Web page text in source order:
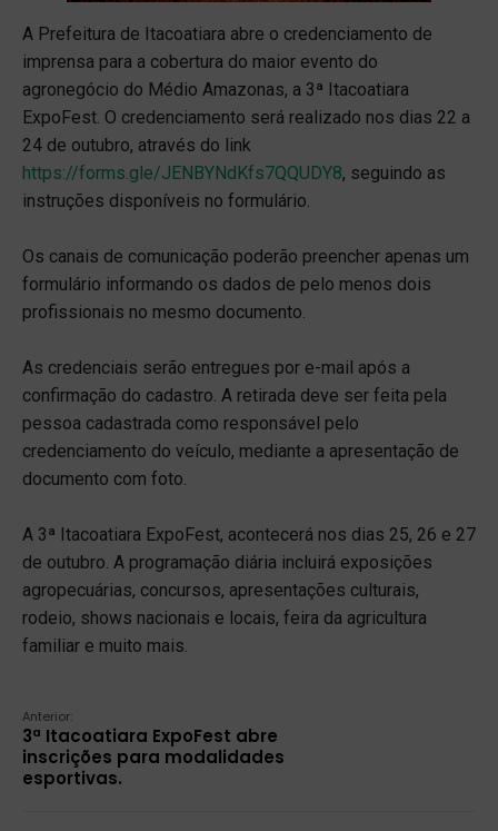
A Prefeitura de Itacoatiara abre o credenciamento de
imprensa para a cobertura do maior evento do
agronegócio do Médio Amazonas, a 3ª Itacoatiara
ExpoFest. O credenciamento será realizado nos dias 22 a
24 de outubro, através do link
https://forms.gle/JENBYNdKfs7QQUDY8, seguindo as
instruções disponíveis no formulário.
Os canais de comunicação poderão preencher apenas um
formulário informando os dados de pelo menos dois
profissionais no mesmo documento.
As credenciais serão entregues por e-mail após a
confirmação do cadastro. A retirada deve ser feita pela
pessoa cadastrada como responsável pelo
credenciamento do veículo, mediante a apresentação de
documento com foto.
A 3ª Itacoatiara ExpoFest, acontecerá nos dias 25, 26 e 27
de outubro. A programação diária incluirá exposições
agropecuárias, concursos, apresentações culturais,
rodeio, shows nacionais e locais, feira da agricultura
familiar e muito mais.
Anterior:
3ª Itacoatiara ExpoFest abre
inscrições para modalidades
esportivas.